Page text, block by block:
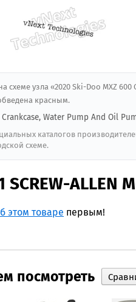
схеме узла «2020 Ski-Doo MXZ
красным.
Crankcase, Water Pump And Oil
каталогов
схеме.
SCREW-ALLEN
этом товаре первым!
посмотреть